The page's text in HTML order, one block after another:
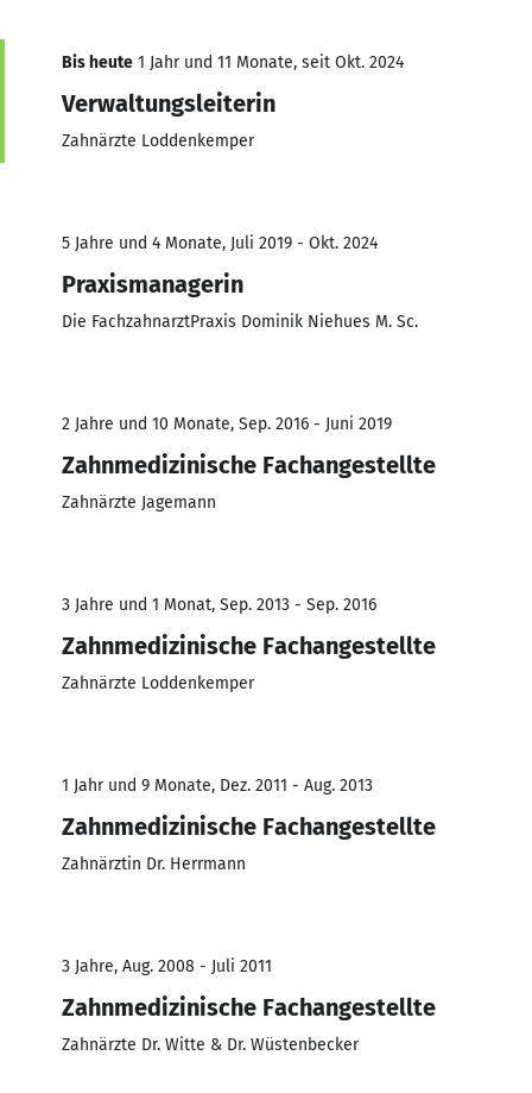
Bis heute 1 Jahr und 11 Monate, seit Okt. 2024
Verwaltungsleiterin
Zahnärzte Loddenkemper
5 Jahre und 4 Monate, Juli 2019 - Okt. 2024
Praxismanagerin
Die FachzahnarztPraxis Dominik Niehues M. Sc.
2 Jahre und 10 Monate, Sep. 2016 - Juni 2019
Zahnmedizinische Fachangestellte
Zahnärzte Jagemann
3 Jahre und 1 Monat, Sep. 2013 - Sep. 2016
Zahnmedizinische Fachangestellte
Zahnärzte Loddenkemper
1 Jahr und 9 Monate, Dez. 2011 - Aug. 2013
Zahnmedizinische Fachangestellte
Zahnärztin Dr. Herrmann
3 Jahre, Aug. 2008 - Juli 2011
Zahnmedizinische Fachangestellte
Zahnärzte Dr. Witte & Dr. Wüstenbecker